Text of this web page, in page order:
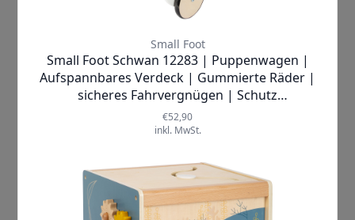
Beschreibung
DieSmall Foot Babyschaukel Seaside 12327ist
ein absolutes Must-Have für Eltern, die ihren
Kleinen maximalen Komfort und Sicherheit
bieten möchten. Mit ihrer hochwertigen
ansprechend, sondern auch äußerst
strapazierfähig.
3-Punkt-Gurt sorgt dafür, dass Ihr Baby